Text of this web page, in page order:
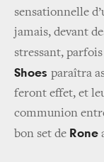
sensationnelle
jamais, devant
stressant,
Shoes paraîtra
feront effet, et
communion
bon set de Rone